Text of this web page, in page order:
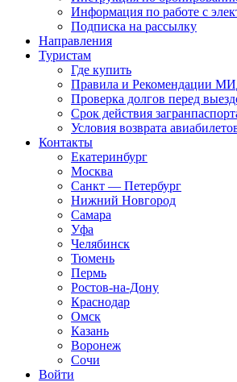
Информация по работе с
Подписка на рассылку
Направления
Туристам
Где купить
Правила и Рекомендации
Проверка долгов перед
Срок действия
Условия возврата
Контакты
Екатеринбург
Москва
Санкт — Петербург
Нижний Новгород
Самара
Уфа
Челябинск
Тюмень
Пермь
Ростов-на-Дону
Краснодар
Омск
Казань
Воронеж
Сочи
Войти